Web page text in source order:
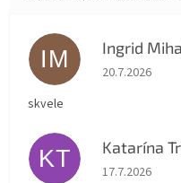
IM Ingrid
Hodnocení
20.7.2026
skvele
KT Katarína
Hodnocení
17.7.2026